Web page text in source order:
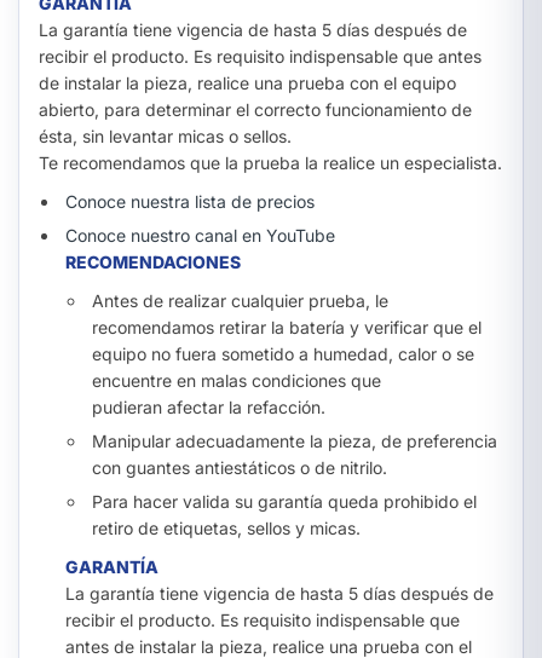
La garantía tiene vigencia de hasta 5 días después de
recibir el producto. Es requisito indispensable que antes
de instalar la pieza, realice una prueba con el equipo
abierto, para determinar el correcto funcionamiento de
ésta, sin levantar micas o sellos.
Te recomendamos que la prueba la realice un especialista.
Conoce nuestra lista de precios
Conoce nuestro canal en YouTube
RECOMENDACIONES
Antes de realizar cualquier prueba, le
recomendamos retirar la batería y verificar que el
equipo no fuera sometido a humedad, calor o se
encuentre en malas condiciones que
pudieran afectar la refacción.
Manipular adecuadamente la pieza, de preferencia
con guantes antiestáticos o de nitrilo.
Para hacer valida su garantía queda prohibido el
retiro de etiquetas, sellos y micas.
GARANTÍA
La garantía tiene vigencia de hasta 5 días después de
recibir el producto. Es requisito indispensable que
antes de instalar la pieza, realice una prueba con el